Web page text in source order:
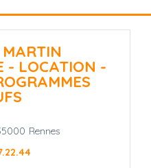
- LOCATION -
Rennes